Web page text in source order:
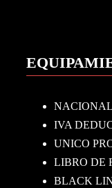
NACIONAL
IVA
UNICO
LIBRO DE
BLACK